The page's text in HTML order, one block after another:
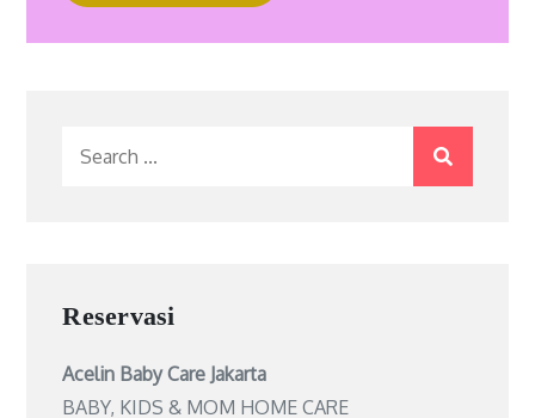
Search
Reservasi
Acelin Baby Care Jakarta
BABY, KIDS & MOM HOME CARE